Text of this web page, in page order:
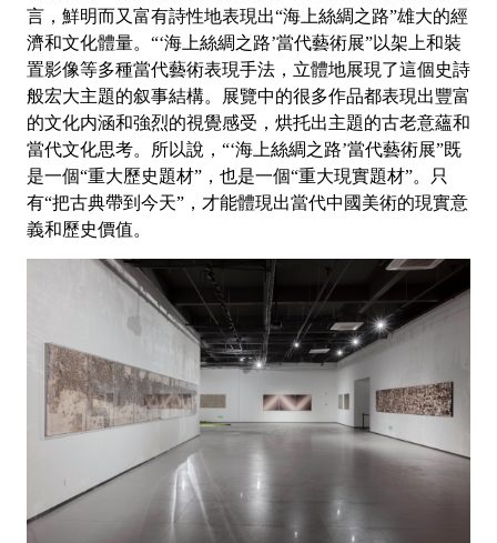
言，鮮明而又富有詩性地表現出“海上絲綢之路”雄大的經
濟和文化體量。“‘海上絲綢之路’當代藝術展”以架上和裝
置影像等多種當代藝術表現手法，立體地展現了這個史詩
般宏大主題的叙事結構。展覽中的很多作品都表現出豐富
的文化内涵和強烈的視覺感受，烘托出主題的古老意蘊和
當代文化思考。所以說，“‘海上絲綢之路’當代藝術展”既
是一個“重大歷史題材”，也是一個“重大現實題材”。只
有“把古典帶到今天”，才能體現出當代中國美術的現實意
義和歷史價值。